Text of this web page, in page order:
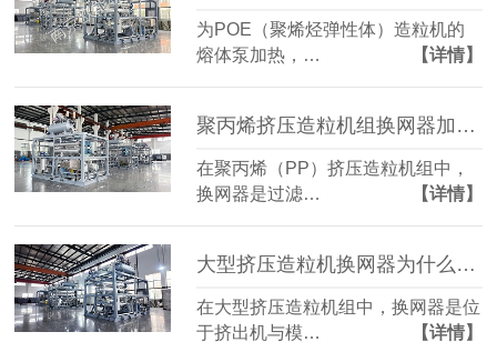
为POE（聚烯烃弹性体）造粒机的
熔体泵加热，…
【详情】
聚丙烯挤压造粒机组换网器加热方式？
在聚丙烯（PP）挤压造粒机组中，
换网器是过滤…
【详情】
大型挤压造粒机换网器为什么需要加热？
在大型挤压造粒机组中，换网器是位
于挤出机与模…
【详情】